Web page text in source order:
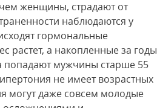
женщины, страдают от
наблюдаются у
гормональные
растет, а накопленные за годы
попадают мужчины старше 55
не имеет возрастных
могут даже совсем молодые